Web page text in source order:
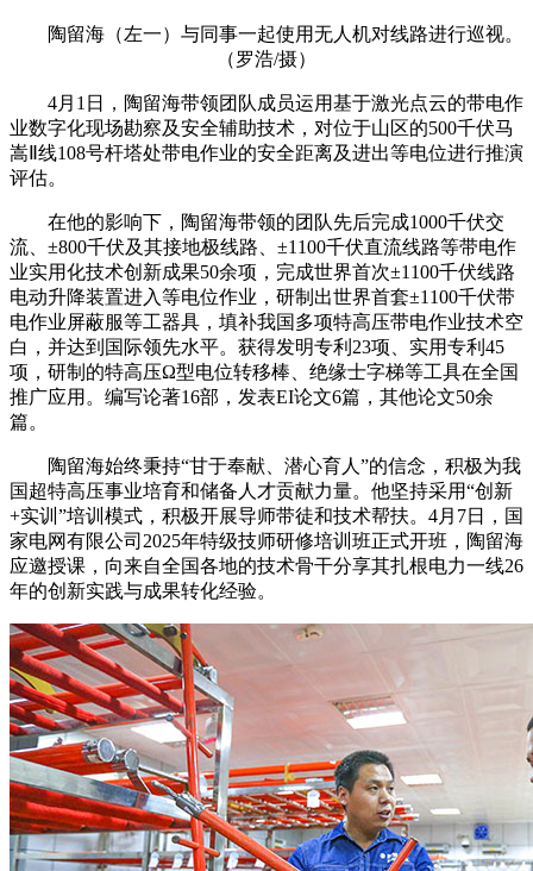
陶留海（左一）与同事一起使用无人机对线路进行巡视。
（罗浩/摄）
4月1日，陶留海带领团队成员运用基于激光点云的带电作
业数字化现场勘察及安全辅助技术，对位于山区的500千伏马
嵩Ⅱ线108号杆塔处带电作业的安全距离及进出等电位进行推演
评估。
在他的影响下，陶留海带领的团队先后完成1000千伏交
流、±800千伏及其接地极线路、±1100千伏直流线路等带电作
业实用化技术创新成果50余项，完成世界首次±1100千伏线路
电动升降装置进入等电位作业，研制出世界首套±1100千伏带
电作业屏蔽服等工器具，填补我国多项特高压带电作业技术空
白，并达到国际领先水平。获得发明专利23项、实用专利45
项，研制的特高压Ω型电位转移棒、绝缘士字梯等工具在全国
推广应用。编写论著16部，发表EI论文6篇，其他论文50余
篇。
陶留海始终秉持“甘于奉献、潜心育人”的信念，积极为我
国超特高压事业培育和储备人才贡献力量。他坚持采用“创新
+实训”培训模式，积极开展导师带徒和技术帮扶。4月7日，国
家电网有限公司2025年特级技师研修培训班正式开班，陶留海
应邀授课，向来自全国各地的技术骨干分享其扎根电力一线26
年的创新实践与成果转化经验。